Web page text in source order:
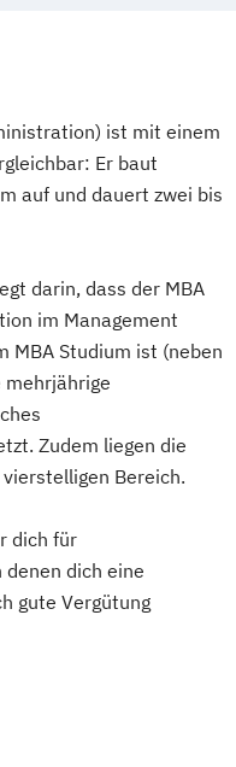
ist mit einem
Er baut
auf und dauert zwei bis
darin, dass der MBA
im Management
MBA Studium ist (neben
mehrjährige
Zudem liegen die
Bereich.
dich für
dich eine
gute Vergütung